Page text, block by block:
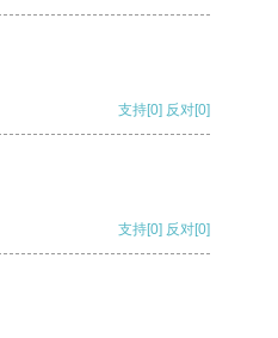
支持[0] 反对[0]
支持[0] 反对[0]